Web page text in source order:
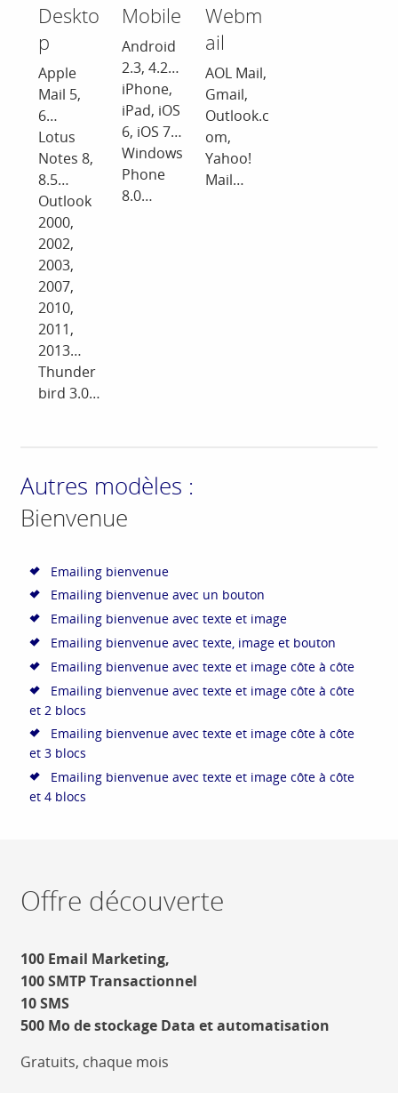
Deskto
p
Apple
Mail 5,
6…
Lotus
Notes 8,
8.5…
Outlook
2000,
2002,
2003,
2007,
2010,
2011,
2013…
Thunder
bird 3.0…
Mobile
Android
2.3, 4.2…
iPhone,
iPad, iOS
6, iOS 7…
Windows
Phone
8.0…
Webm
ail
AOL Mail,
Gmail,
Outlook.c
om,
Yahoo!
Mail…
Autres modèles :
Bienvenue
Emailing bienvenue
Emailing bienvenue avec un bouton
Emailing bienvenue avec texte et image
Emailing bienvenue avec texte, image et bouton
Emailing bienvenue avec texte et image côte à côte
Emailing bienvenue avec texte et image côte à côte
et 2 blocs
Emailing bienvenue avec texte et image côte à côte
et 3 blocs
Emailing bienvenue avec texte et image côte à côte
et 4 blocs
Offre découverte
100 Email Marketing,
100 SMTP Transactionnel
10 SMS
500 Mo de stockage Data et automatisation
Gratuits, chaque mois